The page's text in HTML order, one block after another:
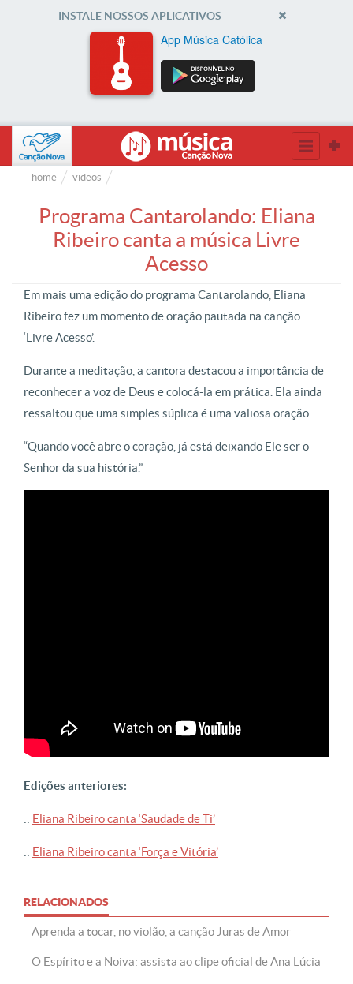
INSTALE NOSSOS APLICATIVOS
App Música Católica
home videos
Programa Cantarolando: Eliana
Ribeiro canta a música Livre
Acesso
Em mais uma edição do programa Cantarolando, Eliana
Ribeiro fez um momento de oração pautada na canção
‘Livre Acesso’.
Durante a meditação, a cantora destacou a importância de
reconhecer a voz de Deus e colocá-la em prática. Ela ainda
ressaltou que uma simples súplica é uma valiosa oração.
“Quando você abre o coração, já está deixando Ele ser o
Senhor da sua história.”
Edições anteriores:
:: Eliana Ribeiro canta ‘Saudade de Ti’
:: Eliana Ribeiro canta ‘Força e Vitória’
RELACIONADOS
Aprenda a tocar, no violão, a canção Juras de Amor
O Espírito e a Noiva: assista ao clipe oficial de Ana Lúcia